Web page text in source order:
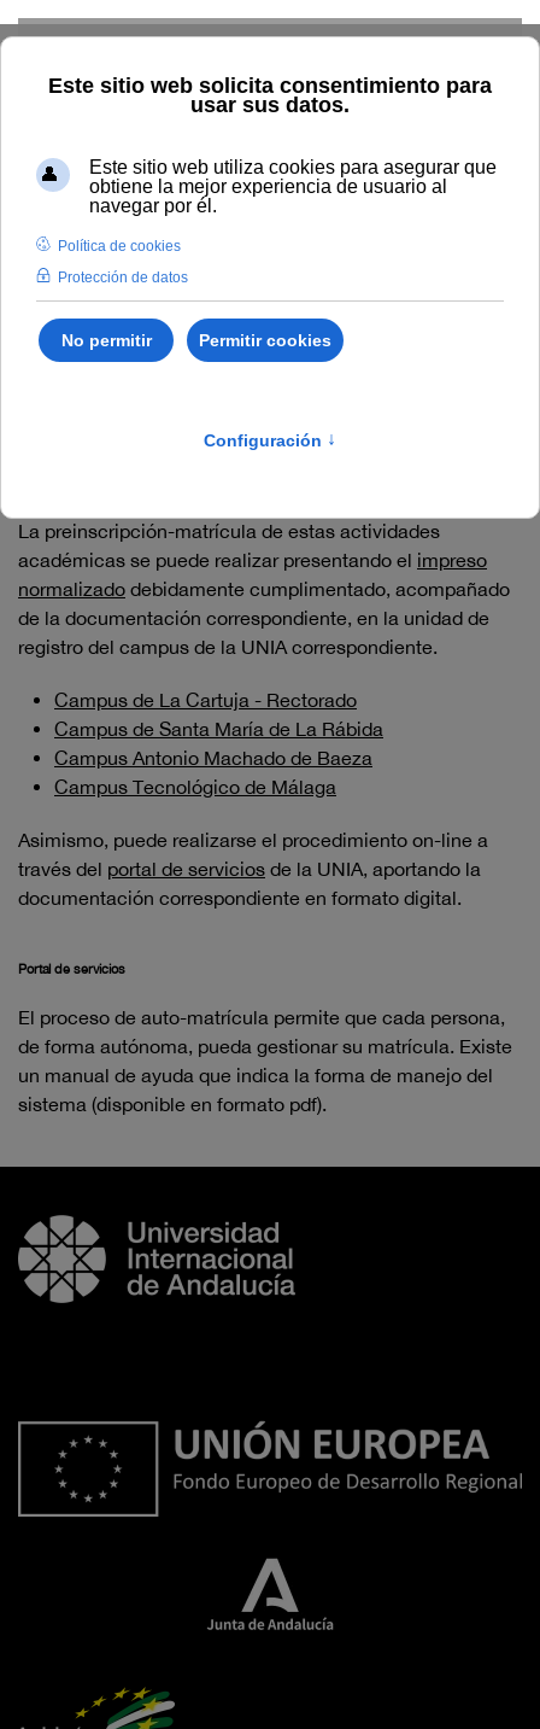
Inicio General
Preinscripción y matrícula de Talleres de
contenidos digitales (PCD-UNIA)
Preinscripción y matrícula
de Talleres de contenidos
La preinscripción-matrícula de estas actividades
académicas se puede realizar presentando el impreso
normalizado debidamente cumplimentado, acompañado
de la documentación correspondiente, en la unidad de
registro del campus de la UNIA correspondiente.
Campus de La Cartuja - Rectorado
Campus de Santa María de La Rábida
Campus Antonio Machado de Baeza
Campus Tecnológico de Málaga
Asimismo, puede realizarse el procedimiento on-line a
través del portal de servicios de la UNIA, aportando la
documentación correspondiente en formato digital.
Portal de servicios
El proceso de auto-matrícula permite que cada persona,
de forma autónoma, pueda gestionar su matrícula. Existe
un manual de ayuda que indica la forma de manejo del
sistema (disponible en formato pdf).